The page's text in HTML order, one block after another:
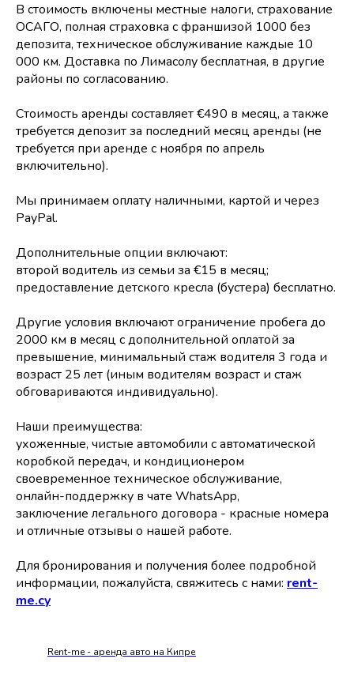
В стоимость включены местные налоги, страхование
ОСАГО, полная страховка с франшизой 1000 без
депозита, техническое обслуживание каждые 10
000 км. Доставка по Лимасолу бесплатная, в другие
районы по согласованию.
Стоимость аренды составляет €490 в месяц, а также
требуется депозит за последний месяц аренды (не
требуется при аренде с ноября по апрель
включительно).
Мы принимаем оплату наличными, картой и через
PayPal.
Дополнительные опции включают:
второй водитель из семьи за €15 в месяц;
предоставление детского кресла (бустера) бесплатно.
Другие условия включают ограничение пробега до
2000 км в месяц с дополнительной оплатой за
превышение, минимальный стаж водителя 3 года и
возраст 25 лет (иным водителям возраст и стаж
обговариваются индивидуально).
Наши преимущества:
ухоженные, чистые автомобили с автоматической
коробкой передач, и кондиционером
своевременное техническое обслуживание,
онлайн-поддержку в чате WhatsApp,
заключение легального договора - красные номера
и отличные отзывы о нашей работе.
Для бронирования и получения более подробной
информации, пожалуйста, свяжитесь с нами: rent-
me.cy
Rent-me - аренда авто на Кипре